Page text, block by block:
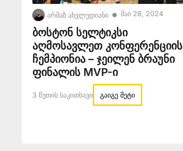
არმაზ ახვლედიანი ● Მაი 28, 2024
ბოსტონ სელტიკსი
აღმოსავლეთ კონფერენციის
ჩემპიონია – ჯეილენ ბრაუნი
ფინალის MVP-ი
3 Წუთის Საკითხავი გაიგე მეტი